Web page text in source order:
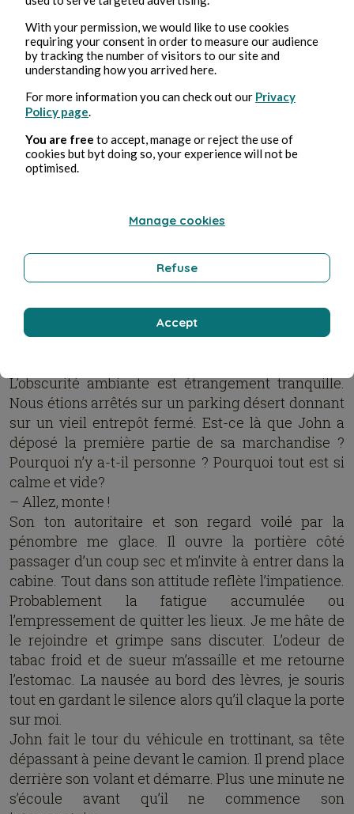
années ne l’ont pas ménagé, marqué par les rides
et un ventre proéminent débordant de son jean.
Malgré ses manières un peu brusques, il donne
l'impression d'être un homme bien. Il ressemble
avis.
Il éclate de rire, un rire bruyant et sincère, et
m’adresse un clin d’œil avant de poser ses grandes
d’un pas, non sans un regard insistant sur ma
mais Nila reste tranquille. Elle ne le considère pas
comme un danger. Peut-être ai-je imaginé cette
œillade déplacée.
– Je suis une vraie pipelette, alors ne me remercie
pas trop vite, petite !
L’obscurité ambiante est étrangement tranquille.
Nous étions arrêtés sur un parking désert donnant
sur un vieil entrepôt fermé. Est-ce là que John a
déposé la première partie de sa marchandise ?
Pourquoi n’y a-t-il personne ? Pourquoi tout est si
calme et vide?
– Allez, monte !
Son ton autoritaire et son regard voilé par la
pénombre me glace. Il ouvre la portière côté
passager d’un coup sec et m’invite à entrer dans la
cabine. Tout dans son attitude reflète l’impatience.
Probablement la fatigue accumulée ou
l’empressement de quitter les lieux. Je me hâte de
le rejoindre et grimpe sans discuter. L’odeur de
tabac froid et de sueur m’assaille et me retourne
l’estomac. La nausée au bord des lèvres, je souris
tout en gardant le silence alors qu’il claque la porte
sur moi.
John fait le tour du véhicule en trottinant, sa tête
dépassant à peine devant le camion. Il prend place
derrière son volant et démarre. Plus une minute ne
s’écoule avant qu’il ne commence son
With your permission, we would like to use cookies
requiring your consent in order to measure our audience
by tracking the number of visitors to our site and
understanding how you arrived here.
For more information you can check out our Privacy
Policy page
You are free to accept, manage or reject the use of
cookies but byt doing so, your experience will not be
optimised.
Manage cookies
Refuse
Accept